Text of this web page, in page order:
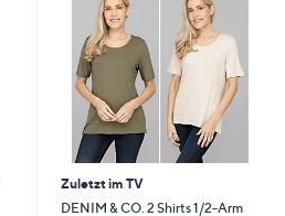
Zuletzt im TV
DENIM & CO. 2 Shirts 1/2-Arm